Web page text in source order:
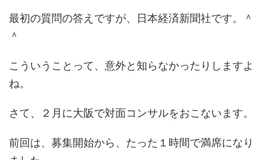
最初の質問の答えですが、日本経済新聞社です。＾
＾
こういうことって、意外と知らなかったりしますよ
ね。
さて、２月に大阪で対面コンサルをおこないます。
前回は、募集開始から、たった１時間で満席になり